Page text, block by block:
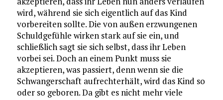
wird, während sie sich eigentlich auf das Kind
vorbereiten sollte. Die von außen erzwungenen
Schuldgefühle wirken stark auf sie ein, und
schließlich sagt sie sich selbst, dass ihr Leben
vorbei sei. Doch an einem Punkt muss sie
akzeptieren, was passiert, denn wenn sie die
Schwangerschaft aufrechterhält, wird das Kind so
oder so geboren. Da gibt es nicht mehr viele